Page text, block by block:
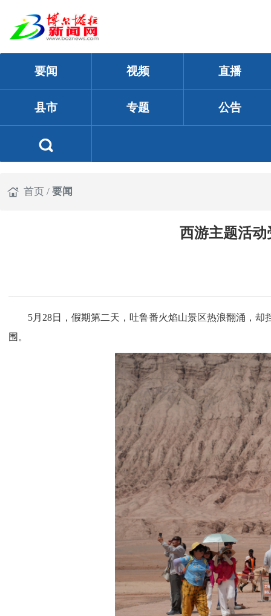
要闻 视频 直播
县市 专题 公告
首页/要闻
西游主题活动
5月28日，假期第二天，吐鲁番火焰山景区热浪翻涌，却
围。